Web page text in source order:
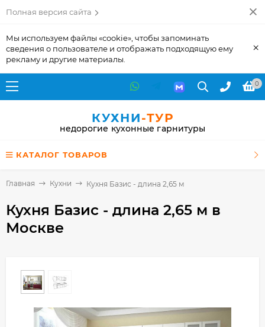
Полная версия сайта
Мы используем файлы «cookie», чтобы запоминать
сведения о пользователе и отображать подходящую ему
рекламу и другие материалы.
×
0
КУХНИ-ТУР
недорогие кухонные гарнитуры
КАТАЛОГ ТОВАРОВ
Главная Кухни Кухня Базис - длина 2,65 м
Кухня Базис - длина 2,65 м в
Москве